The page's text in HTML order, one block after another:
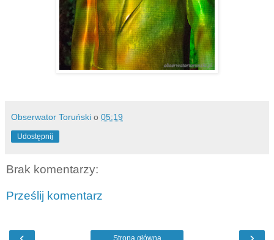
Obserwator Toruński o 05:19
Udostępnij
Brak komentarzy:
Prześlij komentarz
Strona główna